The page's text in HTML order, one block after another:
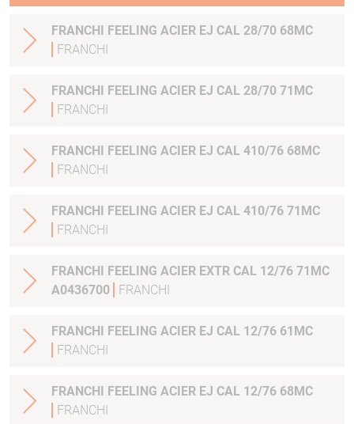
FRANCHI FEELING ACIER EJ CAL 28/70 68MC
FRANCHI
FRANCHI FEELING ACIER EJ CAL 28/70 71MC
FRANCHI
FRANCHI FEELING ACIER EJ CAL 410/76 68MC
FRANCHI
FRANCHI FEELING ACIER EJ CAL 410/76 71MC
FRANCHI
FRANCHI FEELING ACIER EXTR CAL 12/76 71MC
A0436700
FRANCHI
FRANCHI FEELING ACIER EJ CAL 12/76 61MC
FRANCHI
FRANCHI FEELING ACIER EJ CAL 12/76 68MC
FRANCHI